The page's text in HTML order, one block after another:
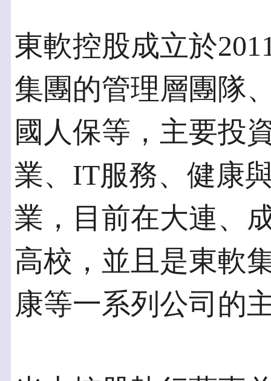
東軟控股成立於
集團的管理層團隊
國人保等，主要投
業、IT服務、健康
業，目前在大連、
高校，並且是東軟
康等一系列公司的